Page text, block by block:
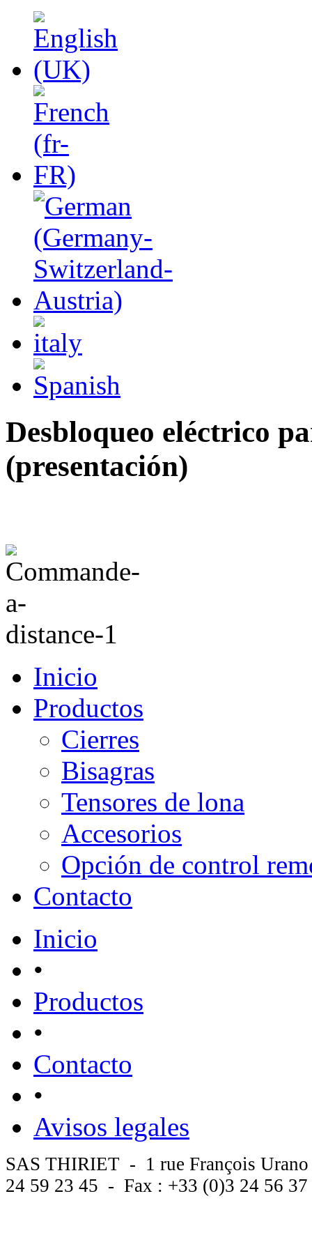
Desbloqueo eléctrico
(presentación)
Inicio
Productos
Cierres
Bisagras
Tensores de lona
Accesorios
Opción de control
Contacto
Inicio
•
Productos
•
Contacto
•
Avisos legales
SAS THIRIET - 1 rue François
24 59 23 45 - Fax : +33 (0)3 24 56